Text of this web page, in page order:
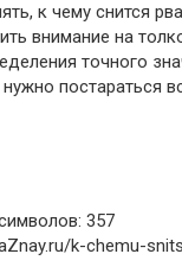
к чему снится
внимание на
точного
постараться
357
k-chemu-